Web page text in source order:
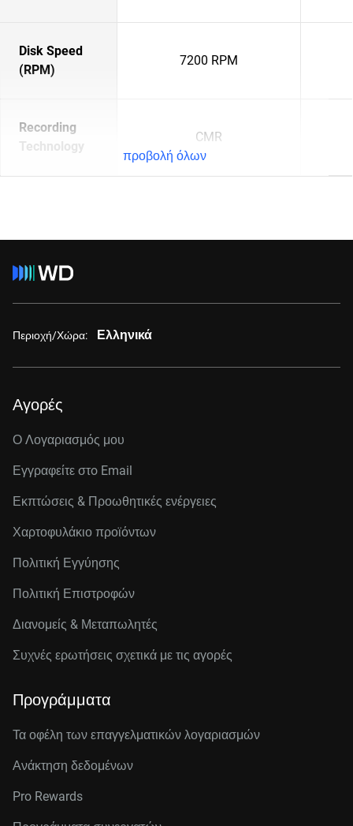
Disk Speed
(RPM)
7200 RPM
Recording
Technology
CMR
προβολή όλων
Περιοχή/Χώρα: Ελληνικά
Αγορές
Ο Λογαριασμός μου
Εγγραφείτε στo Email
Εκπτώσεις & Προωθητικές ενέργειες
Χαρτοφυλάκιο προϊόντων
Πολιτική Εγγύησης
Πολιτική Επιστροφών
Διανομείς & Μεταπωλητές
Συχνές ερωτήσεις σχετικά με τις αγορές
Προγράμματα
Τα οφέλη των επαγγελματικών λογαριασμών
Ανάκτηση δεδομένων
Pro Rewards